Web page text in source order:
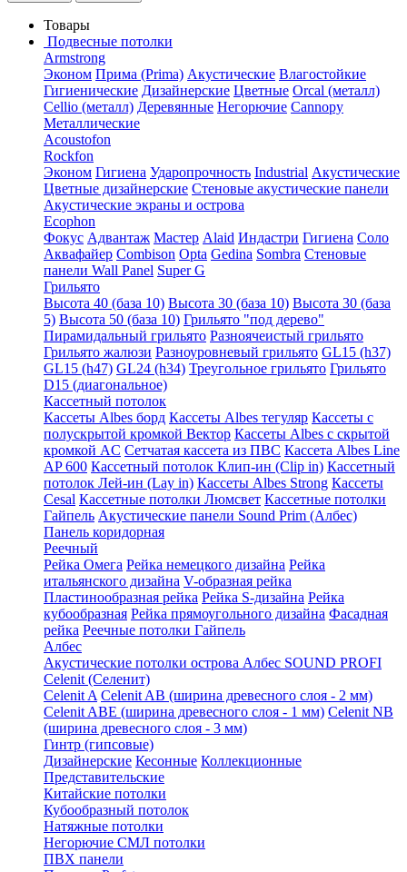
Товары
Подвесные потолки
Armstrong
Эконом Прима (Prima) Акустические Влагостойкие
Гигиенические Дизайнерские Цветные Orcal (металл)
Cellio (металл) Деревянные Негорючие Cannopy
Металлические
Acoustofon
Rockfon
Эконом Гигиена Ударопрочность Industrial Акустические
Цветные дизайнерские Стеновые акустические панели
Акустические экраны и острова
Ecophon
Фокус Адвантаж Мастер Alaid Индастри Гигиена Соло
Аквафайер Combison Opta Gedina Sombra Стеновые
панели Wall Panel Super G
Грильято
Высота 40 (база 10) Высота 30 (база 10) Высота 30 (база
5) Высота 50 (база 10) Грильято "под дерево"
Пирамидальный грильято Разноячеистый грильято
Грильято жалюзи Разноуровневый грильято GL15 (h37)
GL15 (h47) GL24 (h34) Треугольное грильято Грильято
D15 (диагональное)
Кассетный потолок
Кассеты Albes борд Кассеты Albes тегуляр Кассеты с
полускрытой кромкой Вектор Кассеты Albes с скрытой
кромкой AC Сетчатая кассета из ПВС Кассета Albes Line
AP 600 Кассетный потолок Клип-ин (Clip in) Кассетный
потолок Лей-ин (Lay in) Кассеты Albes Strong Кассеты
Cesal Кассетные потолки Люмсвет Кассетные потолки
Гайпель Акустические панели Sound Prim (Албес)
Панель коридорная
Реечный
Рейка Омега Рейка немецкого дизайна Рейка
итальянского дизайна V-образная рейка
Пластинообразная рейка Рейка S-дизайна Рейка
кубообразная Рейка прямоугольного дизайна Фасадная
рейка Реечные потолки Гайпель
Албес
Акустические потолки острова Албес SOUND PROFI
Celenit (Селенит)
Celenit A Celenit AB (ширина древесного слоя - 2 мм)
Celenit ABE (ширина древесного слоя - 1 мм) Celenit NB
(ширина древесного слоя - 3 мм)
Гинтр (гипсовые)
Дизайнерские Кесонные Коллекционные
Представительские
Китайские потолки
Кубообразный потолок
Натяжные потолки
Негорючие СМЛ потолки
ПВХ панели